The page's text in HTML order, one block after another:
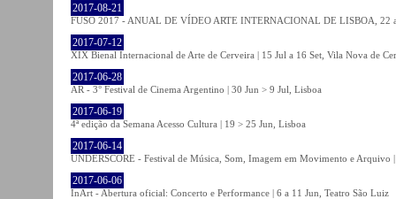
2017-08-21
FUSO 2017 - ANUAL DE VÍDEO ARTE INTERNACIONAL DE LISBOA, 22
2017-07-12
XIX Bienal Internacional de Arte de Cerveira | 15 Jul a 16 Set, Vila Nova de
2017-06-28
AR - 3° Festival de Cinema Argentino | 30 Jun > 9 Jul, Lisboa
2017-06-19
4ª edição da Semana Acesso Cultura | 19 > 25 Jun, Lisboa
2017-06-14
UNDERSCORE - Festival de Música, Som, Imagem em Movimento e Arquivo
2017-06-06
InArt - Abertura oficial: Concerto e Performance | 6 a 11 Jun, Teatro São Luiz